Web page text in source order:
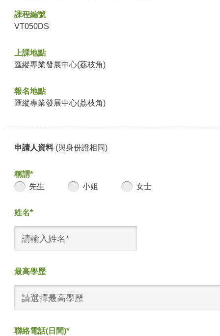
課程編號
VT050DS
上課地點
匯縱專業發展中心(荔枝角)
報名地點
匯縱專業發展中心(荔枝角)
申請人資料 (與身份證相同)
稱謂*
先生
小姐 女士
姓名*
最高學歷
請選擇最高學歷
聯絡電話(日間)*